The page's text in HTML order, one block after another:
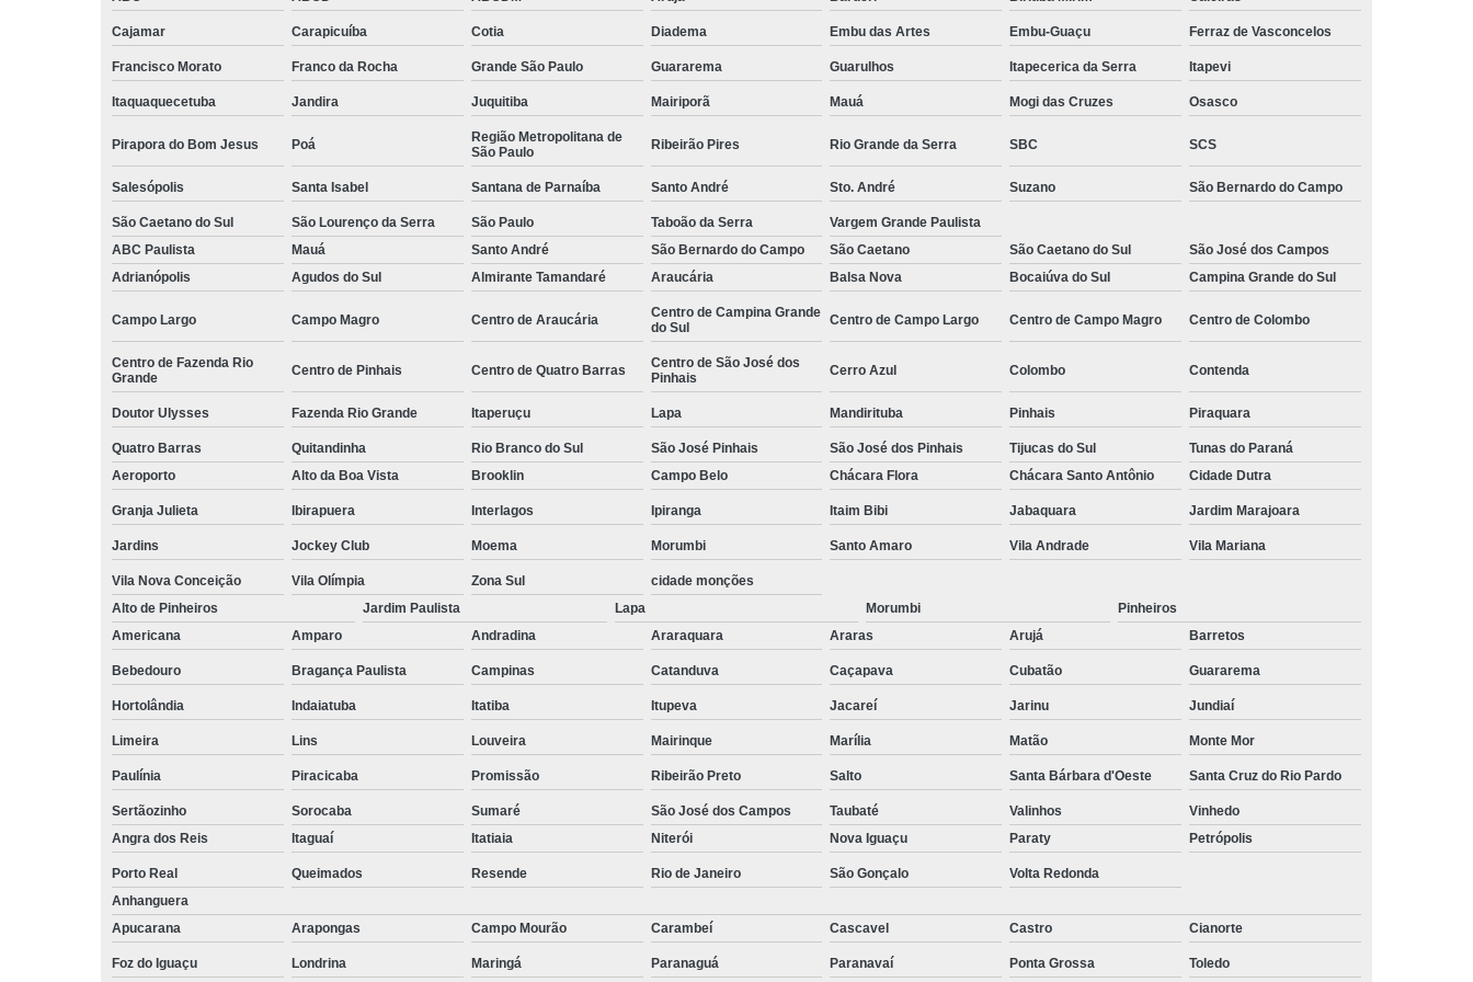
zeladoria
Serviços
terceirizados de
ajudante
Serviços
conferente
Terceirização de
almoxarifes
Terceirização de
descargas
Terceirização de
Terceirização de
empilhadeiras
Terceirização de
Terceirização de
facilities
Terceirização de
limpezas
Terceirização de
movimentação
de cargas
serviço
Terceirizações
de mão de obra
Empresa de Monitoramento e Segurança
Empresa de Monitoramento Residencial
Empresa de Segurança e Monitoramento
Empresa Especializada em Monitoramento
Empresa de Paisagismo e Jardinagem
Empresa de Paisagismo e Jardinagem Predial
Empresa de Paisagismo Predial
Empresa de Paisagismo Terceirizado
Empresa Especializada em Paisagismo
Empresa Especializada em Paisagismo Predial
Empresa Terceirizada de Paisagismo
Empresa de Consultoria de Recrutamento e Seleção
Empresa de Recrutamento
Empresa de Recrutamento e Seleção
Empresa de Recrutamento e Seleção Mais Próximo de Mim
Empresa de Recrutamento e Seleção Próximo de Mim
Empresa de Seleção e Recrutamento
Empresa Especialista em Recrutamento e Seleção
Empresa Especializada em Recrutamento e Seleção
Empresa Recrutamento e Seleção
Empresa de Terceirização
Empresa de Terceirização de Limpeza
Empresa de Terceirização de Mão de Obra
Empresa de Terceirização de Portaria
Cajamar Carapicuíba Cotia Diadema Embu das Artes Embu-Guaçu Ferraz de Vasconcelos
Francisco Morato Franco da Rocha Grande São Paulo Guararema Guarulhos Itapecerica da Serra Itapevi
Itaquaquecetuba Jandira Juquitiba Mairiporã Mauá Mogi das Cruzes Osasco
Pirapora do Bom Jesus Poá
Região Metropolitana de
São Paulo
Ribeirão Pires Rio Grande da Serra SBC SCS
Salesópolis Santa Isabel Santana de Parnaíba Santo André Sto. André Suzano São Bernardo do Campo
São Caetano do Sul São Lourenço da Serra São Paulo Taboão da Serra
Vargem Grande Paulista
ABC Paulista
Mauá Santo André São Bernardo do Campo São Caetano São Caetano do Sul
São José dos Campos
Adrianópolis
Agudos do Sul Almirante Tamandaré Araucária Balsa Nova Bocaiúva do Sul Campina Grande do Sul
Campo Largo Campo Magro Centro de Araucária
Centro de Campina Grande
do Sul
Centro de Campo Largo Centro de Campo Magro Centro de Colombo
Centro de Fazenda Rio
Grande
Centro de Pinhais Centro de Quatro Barras
Centro de São José dos
Pinhais
Cerro Azul Colombo Contenda
Doutor Ulysses Fazenda Rio Grande Itaperuçu Lapa Mandirituba Pinhais Piraquara
Quatro Barras Quitandinha Rio Branco do Sul São José Pinhais São José dos Pinhais Tijucas do Sul
Tunas do Paraná
Aeroporto
Alto da Boa Vista Brooklin Campo Belo Chácara Flora Chácara Santo Antônio Cidade Dutra
Granja Julieta Ibirapuera Interlagos Ipiranga Itaim Bibi Jabaquara Jardim Marajoara
Jardins Jockey Club Moema Morumbi Santo Amaro Vila Andrade Vila Mariana
Vila Nova Conceição Vila Olímpia Zona Sul
cidade monções
Alto de Pinheiros
Jardim Paulista Lapa Morumbi
Pinheiros
Americana
Amparo Andradina Araraquara Araras Arujá Barretos
Bebedouro Bragança Paulista Campinas Catanduva Caçapava Cubatão Guararema
Hortolândia Indaiatuba Itatiba Itupeva Jacareí Jarinu Jundiaí
Limeira Lins Louveira Mairinque Marília Matão Monte Mor
Paulínia Piracicaba Promissão Ribeirão Preto Salto Santa Bárbara d'Oeste Santa Cruz do Rio Pardo
Sertãozinho Sorocaba Sumaré São José dos Campos Taubaté Valinhos
Vinhedo
Angra dos Reis
Itaguaí Itatiaia Niterói Nova Iguaçu Paraty Petrópolis
Porto Real Queimados Resende Rio de Janeiro São Gonçalo
Volta Redonda
Anhanguera
Apucarana
Arapongas Campo Mourão Carambeí Cascavel Castro Cianorte
Foz do Iguaçu Londrina Maringá Paranaguá Paranavaí Ponta Grossa
Toledo